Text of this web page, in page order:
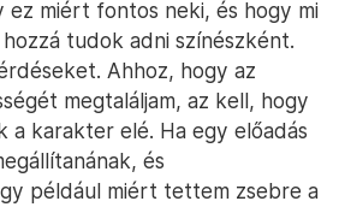
ez miért fontos neki, és hogy mi
tudok adni színészként.
Ahhoz, hogy az
megtaláljam, az kell, hogy
a karakter elé. Ha egy előadás
és
például miért tettem zsebre a